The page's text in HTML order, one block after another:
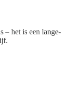
– het is een lange-